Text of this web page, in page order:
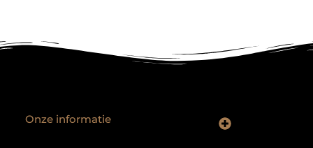
Onze informatie